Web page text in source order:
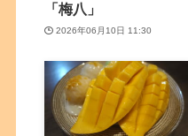
「梅八」
2026年06月10日 11:30